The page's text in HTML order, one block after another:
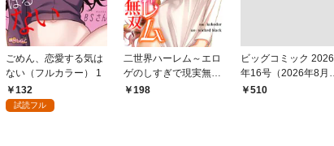
ごめん、恋愛する気は
ない（フルカラー） 1
132
試読フル
二世界ハーレム～エロ
ゲのしすぎで現実無双
～１198
ビッグコミック 2026
年16号（2026年8月7
日発売）
￥510